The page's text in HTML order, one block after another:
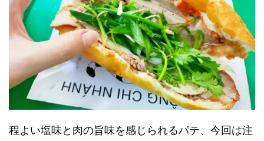
程よい塩味と肉の旨味を感じられるパテ、今回は注